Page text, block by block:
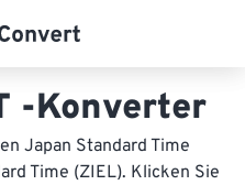
-Konverter
Japan Standard Time
Time (ZIEL). Klicken Sie